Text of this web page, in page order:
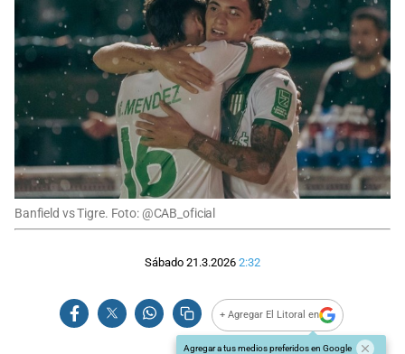
Banfield vs Tigre. Foto: @CAB_oficial
Sábado 21.3.2026 2:32
+ Agregar El Litoral en
Agregar a tus medios preferidos en Google